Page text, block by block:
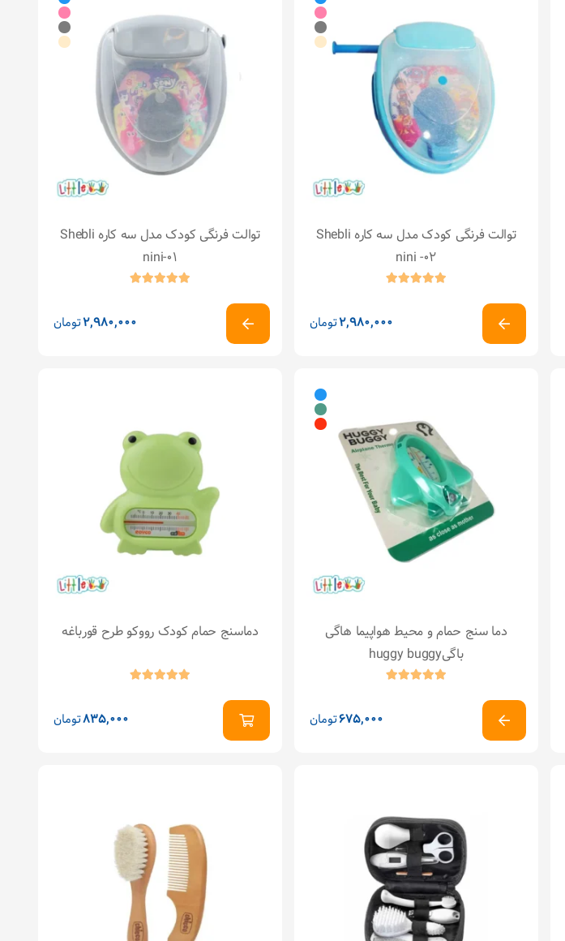
توالت فرنگی کودک مدل سه کاره Shebli
nini -02
تومان2,980,000
توالت فرنگی کودک مدل سه کاره Shebli
nini-01
تومان2,980,000
دما سنج حمام و محیط هواپیما هاگی
باگیhuggy buggy
تومان675,000
دماسنج حمام کودک رووکو طرح قورباغه
تومان835,000